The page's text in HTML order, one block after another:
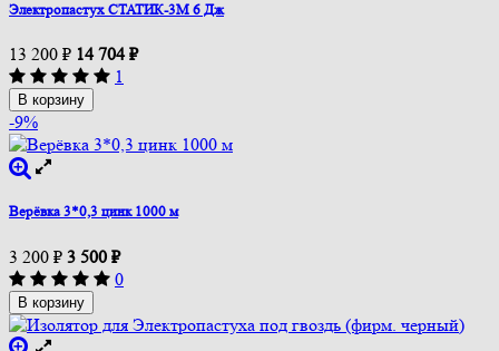
Электропастух СТАТИК-3М 6 Дж
13 200 ₽ 14 704₽
1
В корзину
-9%
Верёвка 3*0,3 цинк 1000 м
3 200 ₽ 3 500 ₽
0
В корзину